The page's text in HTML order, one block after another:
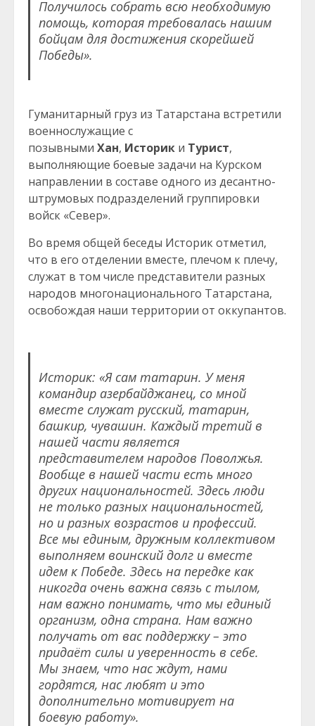
Получилось собрать всю необходимую
помощь, которая требовалась нашим
бойцам для достижения скорейшей
Победы».
Гуманитарный груз из Татарстана встретили
военнослужащие с
позывными Хан, Историк и Турист,
выполняющие боевые задачи на Курском
направлении в составе одного из десантно-
штрумовых подразделений группировки
войск «Север».
Во время общей беседы Историк отметил,
что в его отделении вместе, плечом к плечу,
служат в том числе представители разных
народов многонационального Татарстана,
освобождая наши территории от оккупантов.
Историк: «Я сам татарин. У меня
командир азербайджанец, со мной
вместе служат русский, татарин,
башкир, чувашин. Каждый третий в
нашей части является
представителем народов Поволжья.
Вообще в нашей части есть много
других национальностей. Здесь люди
не только разных национальностей,
но и разных возрастов и профессий.
Все мы единым, дружным коллективом
выполняем воинский долг и вместе
идем к Победе. Здесь на передке как
никогда очень важна связь с тылом,
нам важно понимать, что мы единый
организм, одна страна. Нам важно
получать от вас поддержку – это
придаёт силы и уверенность в себе.
Мы знаем, что нас ждут, нами
гордятся, нас любят и это
дополнительно мотивирует на
боевую работу».